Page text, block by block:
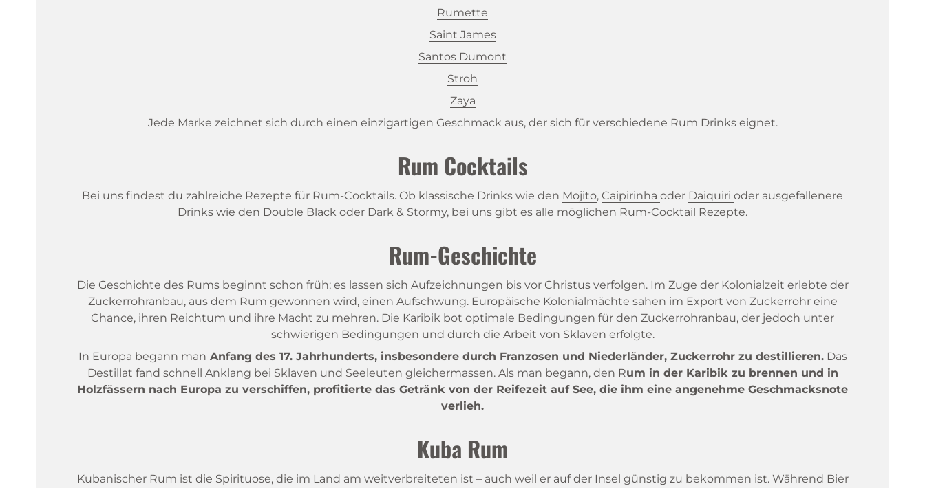
Rumette
Saint James
Santos Dumont
Stroh
Zaya
Jede Marke zeichnet sich durch einen einzigartigen Geschmack aus, der sich für verschiedene Rum Drinks eignet.
Rum Cocktails
Bei uns findest du zahlreiche Rezepte für Rum-Cocktails. Ob klassische Drinks wie den Mojito, Caipirinha oder Daiquiri oder ausgefallenere
Drinks wie den Double Black oder Dark & Stormy, bei uns gibt es alle möglichen Rum-Cocktail Rezepte.
Rum-Geschichte
Die Geschichte des Rums beginnt schon früh; es lassen sich Aufzeichnungen bis vor Christus verfolgen. Im Zuge der Kolonialzeit erlebte der
Zuckerrohranbau, aus dem Rum gewonnen wird, einen Aufschwung. Europäische Kolonialmächte sahen im Export von Zuckerrohr eine
Chance, ihren Reichtum und ihre Macht zu mehren. Die Karibik bot optimale Bedingungen für den Zuckerrohranbau, der jedoch unter
schwierigen Bedingungen und durch die Arbeit von Sklaven erfolgte.
In Europa begann man Anfang des 17. Jahrhunderts, insbesondere durch Franzosen und Niederländer, Zuckerrohr zu destillieren.Das
Destillat fand schnell Anklang bei Sklaven und Seeleuten gleichermassen. Als man begann, den Rum in der Karibik zu brennen und in
Holzfässern nach Europa zu verschiffen, profitierte das Getränk von der Reifezeit auf See, die ihm eine angenehme Geschmacksnote
verlieh.
Kuba Rum
Kubanischer Rum ist die Spirituose, die im Land am weitverbreiteten ist – auch weil er auf der Insel günstig zu bekommen ist. Während Bier